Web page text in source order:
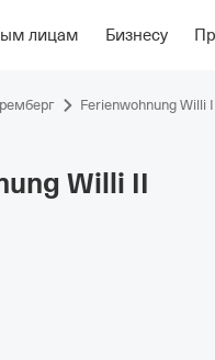
лицам Бизнесу
Фотографии Номера
Ferienwohnung Willi
Willi II